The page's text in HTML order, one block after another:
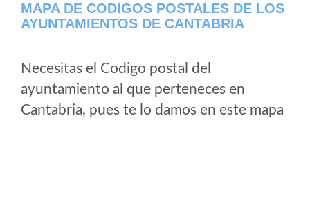
MAPA DE CODIGOS POSTALES DE LOS
AYUNTAMIENTOS DE CANTABRIA
Necesitas el Codigo postal del
ayuntamiento al que perteneces en
Cantabria, pues te lo damos en este mapa